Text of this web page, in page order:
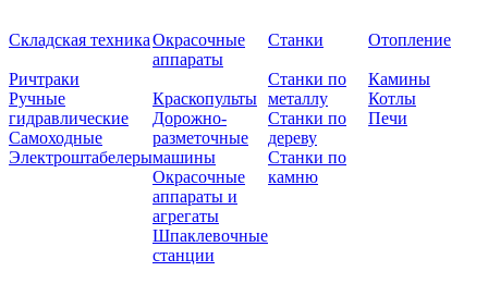
Складская техника
Ричтраки
Ручные
гидравлические
Самоходные
Электроштабелеры
Окрасочные
аппараты
Краскопульты
Дорожно-
разметочные
машины
Окрасочные
аппараты и
агрегаты
Шпаклевочные
станции
Станки
Станки по
металлу
Станки по
дереву
Станки по
камню
Отопление
Камины
Котлы
Печи